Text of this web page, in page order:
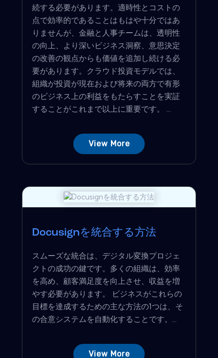
続する必要があります。適時性とコストの
点で効率的であることはもはや十分ではあ
りませんが、金融と人事チームは、透明性
の向上、より深いビジネス洞察、意思決定
の改善の観点からも価値を追加し続ける必
要があります。クラウド投資モデルでは、
組織が投資が現在および将来の両方で有形
のビジネス上の利益をもたらすことを実証
することがこれまで以上に重要です。 ...
View More
Docusignを統合する方法
スムーズな統合は、デジタル変換プロジェ
クトの成功の鍵です。多くの組織は、効率
を高め、顧客満足度を向上させ、収益を増
やす必要があります。 ビジネスがこれらの
目標を達成するための主な方法の1つは、そ
の合意システムを自動化することです。...
View More